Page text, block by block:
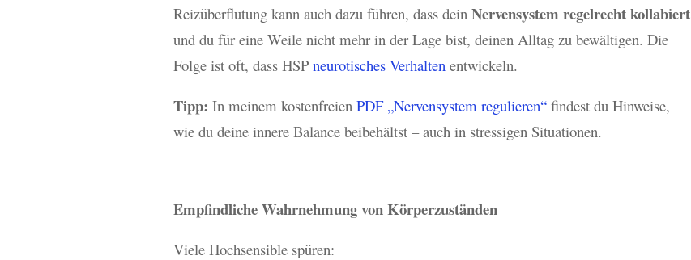
Reizüberflutung kann auch dazu führen, dass deinNervensystem regelrecht kollabiert
und du für eine Weile nicht mehr in der Lage bist, deinen Alltag zu bewältigen. Die
Folge ist oft, dass HSPneurotisches Verhalten entwickeln.
Tipp: In meinem kostenfreienPDF „Nervensystem regulieren“ findest du Hinweise,
wie du deine innere Balance beibehältst – auch in stressigen Situationen.
Empfindliche Wahrnehmung von Körperzuständen
Viele Hochsensible spüren: